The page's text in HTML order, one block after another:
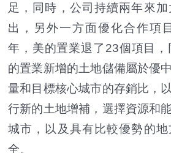
足，同時，公司持續兩年來
出，另外一方面優化合作項
年，美的置業退了23個項目
的置業新增的土地儲備屬於優
量和目標核心城市的存銷比，
行新的土地增補，選擇資源和
城市，以及具有比較優勢的
全。